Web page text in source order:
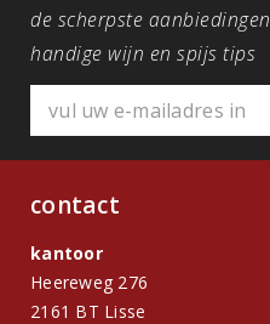
de scherpste aanbiedingen
handige wijn en spijs tips
contact
kantoor
Heereweg 276
2161 BT Lisse